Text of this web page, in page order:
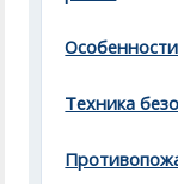
Техника